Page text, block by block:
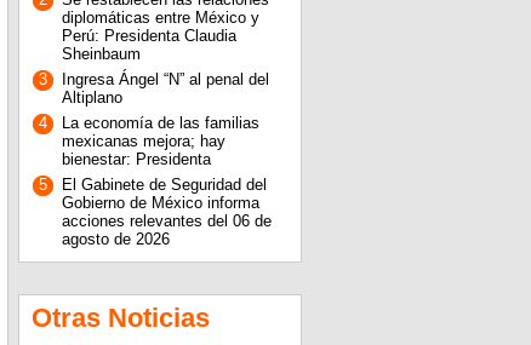
diplomáticas entre México y
Perú: Presidenta Claudia
Sheinbaum
3
Ingresa Ángel “N” al penal del
Altiplano
4
La economía de las familias
mexicanas mejora; hay
bienestar: Presidenta
5
El Gabinete de Seguridad del
Gobierno de México informa
acciones relevantes del 06 de
agosto de 2026
Otras Noticias